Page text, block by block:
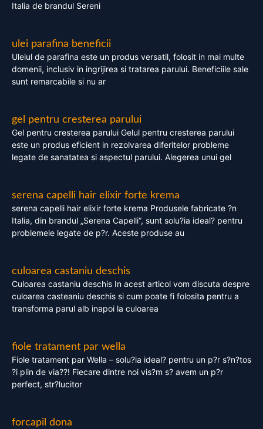
Italia de brandul Sereni
ulei parafina beneficii
Uleiul de parafina este un produs versatil, folosit in mai multe
domenii, inclusiv in ingrijirea si tratarea parului. Beneficiile sale
sunt remarcabile si nu ar
gel pentru cresterea parului
Gel pentru cresterea parului Gelul pentru cresterea parului
este un produs eficient in rezolvarea diferitelor probleme
legate de sanatatea si aspectul parului. Alegerea unui gel
serena capelli hair elixir forte krema
serena capelli hair elixir forte krema Produsele fabricate ?n
Italia, din brandul „Serena Capelli”, sunt solu?ia ideal? pentru
problemele legate de p?r. Aceste produse au
culoarea castaniu deschis
Culoarea castaniu deschis In acest articol vom discuta despre
culoarea casteaniu deschis si cum poate fi folosita pentru a
transforma parul alb inapoi la culoarea
fiole tratament par wella
Fiole tratament par Wella – solu?ia ideal? pentru un p?r s?n?tos
?i plin de via??! Fiecare dintre noi vis?m s? avem un p?r
perfect, str?lucitor
forcapil dona